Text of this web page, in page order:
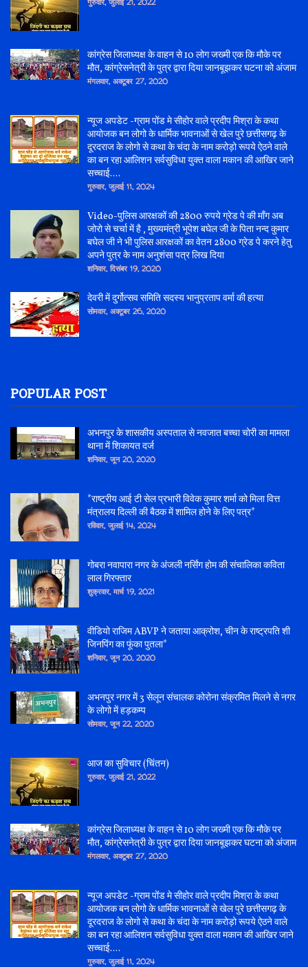
कांग्रेस जिलाध्यक्ष के वाहन से 10 लोग जख्मी एक कि मौके पर
मौत, कांग्रेसनेत्री के पुत्र द्वारा दिया जानबूझकर घटना को अंजाम
मंगलवार, अक्टूबर 27, 2020
न्यूज अपडेट -ग्राम पोंड मे सीहोर वाले प्रदीप मिश्रा के कथा
आयोजक बन लोगो के धार्मिक भावनाओं से खेल पुरे छत्तीसगढ़ के
दूरदराज के लोगो से कथा के चंदा के नाम करोड़ो रूपये ऐठने वाले
का बन रहा आलिशन सर्वसुविधा युक्त वाला मकान की आखिर जाने
सच्चाई....
गुरुवार, जुलाई 11, 2024
Video-पुलिस आरक्षकों की 2800 रुपये ग्रेड पे की माँग अब
जोरो से चर्चा में है , मुख्यमंत्री भूपेश बघेल जी के पिता नन्द कुमार
बघेल जी ने भी पुलिस आरक्षकों का वेतन 2800 ग्रेड पे करने हेतु
अपने पुत्र के नाम अनुशंसा पत्र लिख दिया
शनिवार, दिसंबर 19, 2020
देवरी में दुर्गोत्सव समिति सदस्य भानुप्रताप वर्मा की हत्या
सोमवार, अक्टूबर 26, 2020
POPULAR POST
अभनपुर के शासकीय अस्पताल से नवजात बच्चा चोरी का मामला
थाना में शिकायत दर्ज
शनिवार, जून 20, 2020
*राष्ट्रीय आई टी सेल प्रभारी विवेक कुमार शर्मा को मिला वित्त
मंत्रालय दिल्ली की बैठक में शामिल होने के लिए पत्र*
रविवार, जुलाई 14, 2024
गोबरा नवापारा नगर के अंजली नर्सिंग होम की संचालिका कविता
लाल गिरफ्तार
शुक्रवार, मार्च 19, 2021
वीडियो राजिम ABVP ने जताया आक्रोश, चीन के राष्ट्रपति शी
जिनपिंग का फूंका पुतला*
शनिवार, जून 20, 2020
अभनपुर नगर में 3 सेलून संचालक कोरोना संक्रमित मिलने से नगर
के लोगो में हड़कम्प
सोमवार, जून 22, 2020
आज का सुविचार (चिंतन)
गुरुवार, जुलाई 21, 2022
कांग्रेस जिलाध्यक्ष के वाहन से 10 लोग जख्मी एक कि मौके पर
मौत, कांग्रेसनेत्री के पुत्र द्वारा दिया जानबूझकर घटना को अंजाम
मंगलवार, अक्टूबर 27, 2020
न्यूज अपडेट -ग्राम पोंड मे सीहोर वाले प्रदीप मिश्रा के कथा
आयोजक बन लोगो के धार्मिक भावनाओं से खेल पुरे छत्तीसगढ़ के
दूरदराज के लोगो से कथा के चंदा के नाम करोड़ो रूपये ऐठने वाले
का बन रहा आलिशन सर्वसुविधा युक्त वाला मकान की आखिर जाने
सच्चाई....
गुरुवार, जुलाई 11, 2024